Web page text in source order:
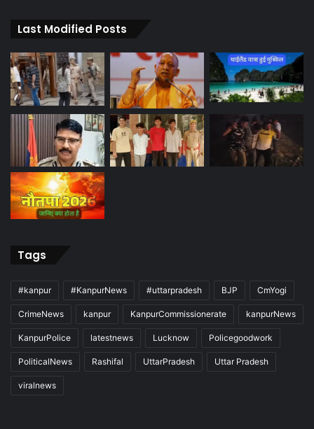
Last Modified Posts
Tags
#kanpur #KanpurNews #uttarpradesh BJP CmYogi
CrimeNews kanpur KanpurCommissionerate kanpurNews
KanpurPolice latestnews Lucknow Policegoodwork
PoliticalNews Rashifal UttarPradesh Uttar Pradesh
viralnews